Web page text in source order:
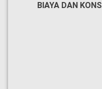
BIAYA DAN